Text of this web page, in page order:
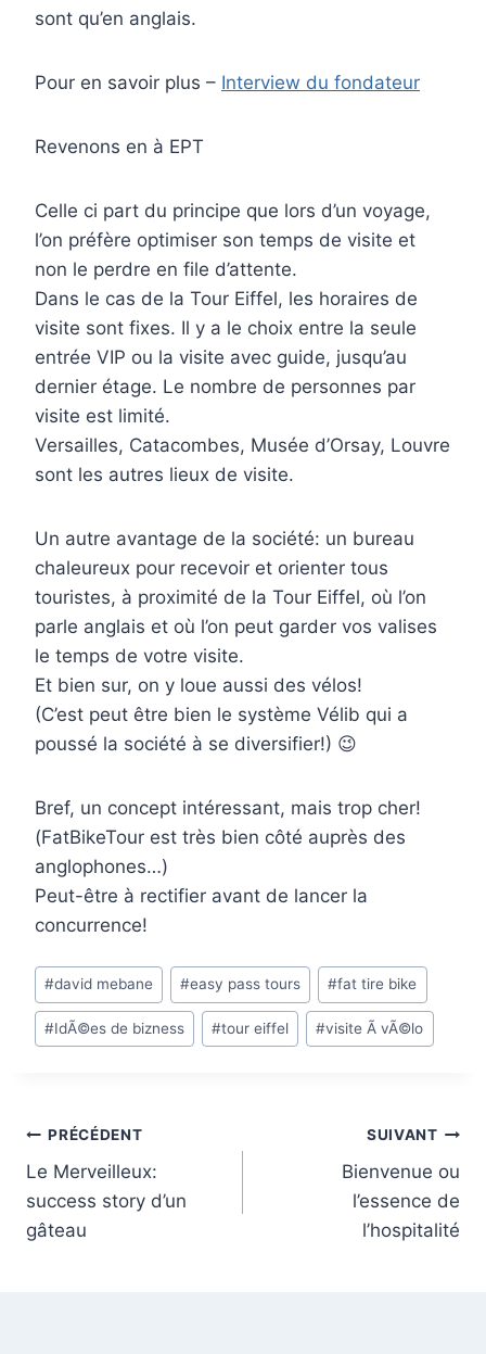
sont qu’en anglais.
Pour en savoir plus – Interview du fondateur
Revenons en à EPT
Celle ci part du principe que lors d’un voyage,
l’on préfère optimiser son temps de visite et
non le perdre en file d’attente.
Dans le cas de la Tour Eiffel, les horaires de
visite sont fixes. Il y a le choix entre la seule
entrée VIP ou la visite avec guide, jusqu’au
dernier étage. Le nombre de personnes par
visite est limité.
Versailles, Catacombes, Musée d’Orsay, Louvre
sont les autres lieux de visite.
Un autre avantage de la société: un bureau
chaleureux pour recevoir et orienter tous
touristes, à proximité de la Tour Eiffel, où l’on
parle anglais et où l’on peut garder vos valises
le temps de votre visite.
Et bien sur, on y loue aussi des vélos!
(C’est peut être bien le système Vélib qui a
poussé la société à se diversifier!) 😉
Bref, un concept intéressant, mais trop cher!
(FatBikeTour est très bien côté auprès des
anglophones…)
Peut-être à rectifier avant de lancer la
concurrence!
Étiquettes
de
la
#david mebane #easy pass tours #fat tire bike
#IdÃ©es de bizness #tour eiffel #visite Ã vÃ©lo
Navigation
de
l’article
PRÉCÉDENT
Le Merveilleux:
success story d’un
gâteau
SUIVANT
Bienvenue ou
l’essence de
l’hospitalité